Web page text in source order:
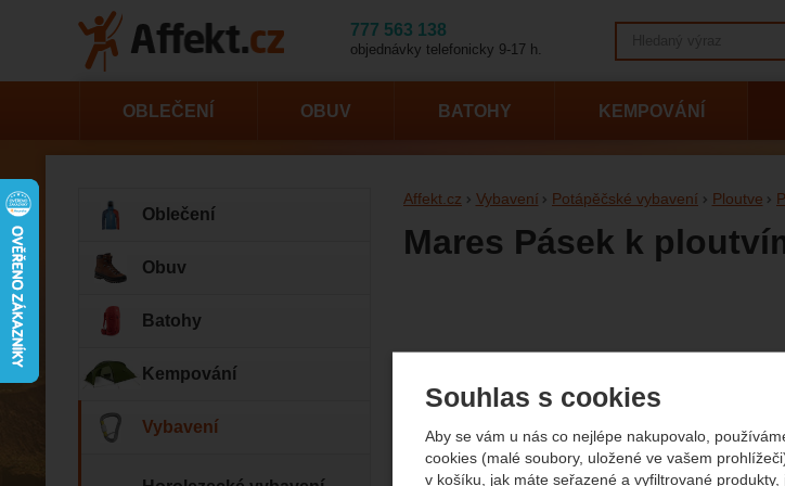
Souhlas s cookies
Aby se vám u nás co nejlépe nakupovalo,
cookies (malé soubory, uložené ve vašem
v košíku, jak máte seřazené a vyfiltrované
Affekt.cz Vybavení Potápěčské vybavení Ploutve
Mares Pásek k
OBLEČENÍ OBUV BATOHY KEMPOVÁNÍ
Oblečení
Obuv
Batohy
Kempování
Vybavení
777 563 138
objednávky telefonicky 9-17 h.